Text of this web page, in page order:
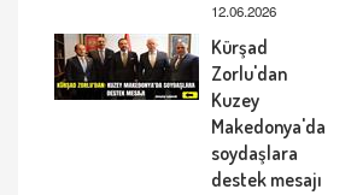
12.06.2026
Kürşad
Zorlu'dan
Kuzey
Makedonya'da
soydaşlara
destek mesajı